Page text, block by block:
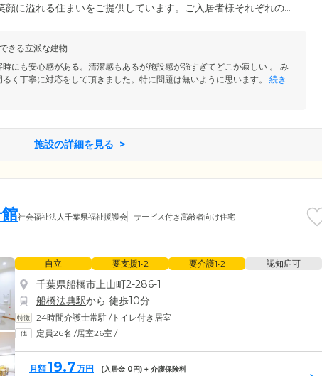
顔に溢れる住まいをご提供しています。ご入居者様それぞれの
ご対応いたしますので、もしものときも安心です。
きる立派な建物
にも安心感がある。清潔感もあるが施設感が強すぎてどこか寂しい 。 み
く丁寧に対応をして頂きました。特に問題は無いように思います。
続き
施設の詳細を見る
社会福祉法人千葉県福祉援護会 サービス付き高齢者向け住宅
自立 要支援1•2 要介護1•2 認知症可
千葉県船橋市上山町2-286-1
船橋法典駅から 徒歩10分
24時間介護士常駐 /トイレ付き居室
定員26名 /居室26室 /
月額19.7万円 (入居金 0円) + 介護保険料